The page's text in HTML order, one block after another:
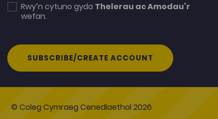
Rwy’n cytuno gyda Thelerau ac Amodau’r
wefan.
SUBSCRIBE/CREATE ACCOUNT
© Coleg Cymraeg Cenedlaethol 2026